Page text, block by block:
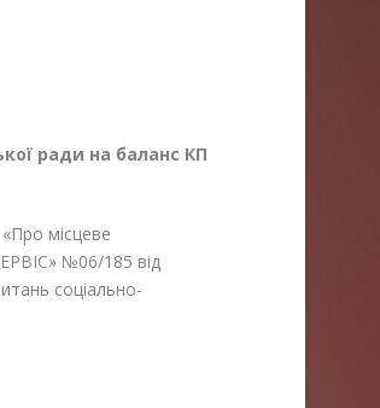
ради на баланс КП
місцеве
№06/185 від
соціально-